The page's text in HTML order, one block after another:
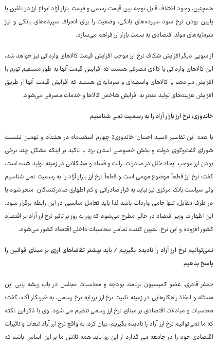
همچنین، وجود اختلاف قابل توجه بین قیمت رسمی و قیمت بازار آزاد انواع ارز در تلفیق با
پایین بودن نرخ سود سپرده‌های بانکی، وضعیت را برای انحراف سپرده‌های بانکی و نیز
سرمایه‌های مولد اقتصادی به سمت بازار ارز فراهم می‌سازد.
از سویی دیگر افزایش شکاف نرخ ارز موجب افزایش قیمت کالاهای وارداتی نیز خواهد شد،
این کالاهای وارداتی یا کالای مصرفی هستند که افزایش قیمت آنها به طور مستقیم تورم را
افزایش می‌دهد یا کالاهای واسطه‌ای و سرمایه‌ای هستند که افزایش قیمت آنها از طریق
افزایش هزینه‌های تولید منجر به افزایش شاخص کالاها و خدمات مصرفی می‌شود.
خاندوزی: نرخ ارز بازار آزاد را به رسمیت نمی شناسیم
با همه این تفاسیر «سید احسان خاندوزی» چهارم اسفندماه در هشتاد و نهمین نشست
شورای گفت‌وگوی دولت و بخش خصوصی استان یزد با تاکید بر اینکه مشکل چند نرخی
بودن ارز موجب ایجاد خلل در صادرات، رانت و فساد و مشکلاتی در زمینه تولید شده است،
گفت: نرخ ارز قطعاً موضوع مهمی است و قطعاً نرخ ارز بازار آزاد را به رسمیت نمی شناسیم
ولی سیاست بانک مرکزی نیز نباید به فرار صادراتی و کم اظهاری صادرکنندگان منجر شود یا
در طرف مقابل، تنها حامی واردات باشد لذا باید تعامل مناسبی در این رابطه برقرار شود.
این اظهارات وزیر اقتصاد در حالی مطرح می‌شود که روز به روز بر تاثیر نرخ ارز آزاد بر اقتصاد
کشور افزوده و این نرخ، تعیین کننده تمامی محاسبات داخلی اقتصاد کشور می‌شود.
نمی‌توانیم نرخ ارز آزاد را نادیده بگیریم / باید بیشتر تقاضاهای ارزی بر مبنای قوانین را
پاسخ بدهیم
جعفر قادری، عضو کمیسیون برنامه، بودجه و محاسبات مجلس در باب ریشه یابی این
مسئله و اتخاذ راهکارهایی در زمینه تثبیت نرخ ارز برپایه نرخ رسمی، به خبرنگار آگاه، گفت:
محاسبات و مبادلات اقتصادی بر مبنای نرخ ارز رسمی تنظیم می شود. وی با ذکر این نکته
که ما نمی‌توانیم نرخ ارز آزاد را نادیده بگیریم، بیان کرد: به واقع نرخ ارز آزاد تبعات و تاثیرات
اقتصادی خود را در جامعه می گذارد از این رو باید همه تلاش ما بر این اساس باشد که